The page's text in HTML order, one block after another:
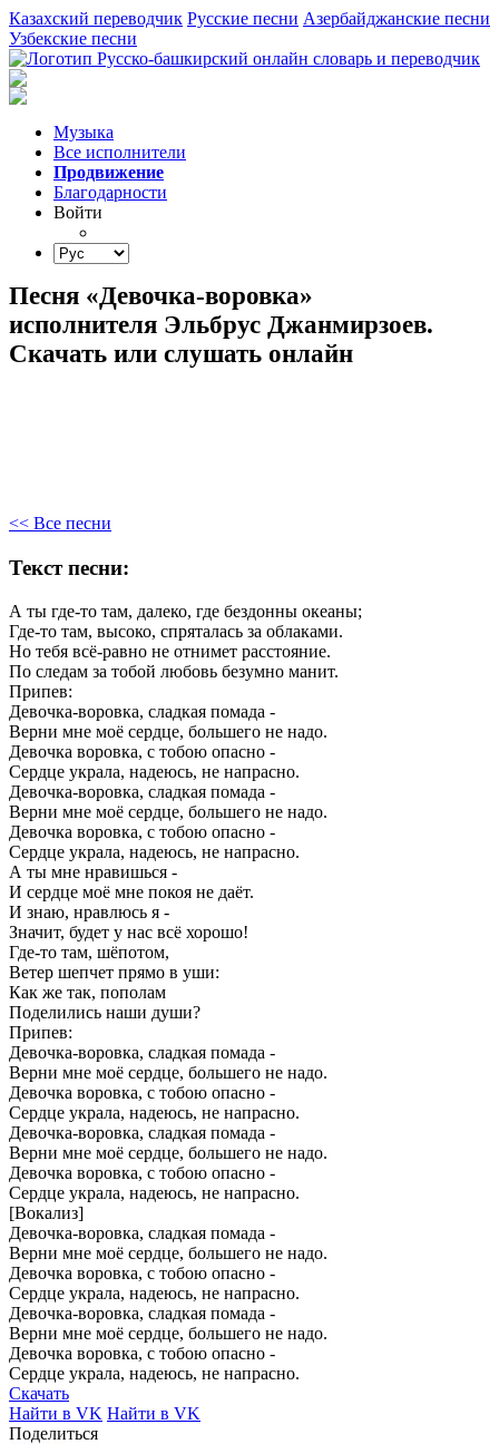
Казахский переводчик Русские песни Азербайджанские песни
Узбекские песни
Музыка
Все исполнители
Продвижение
Благодарности
Войти
Песня «Девочка-воровка»
исполнителя Эльбрус Джанмирзоев.
Скачать или слушать онлайн
<< Все песни
Текст песни:
А ты где-то там, далеко, где бездонны океаны;
Где-то там, высоко, спряталась за облаками.
Но тебя всё-равно не отнимет расстояние.
По следам за тобой любовь безумно манит.
Припев:
Девочка-воровка, сладкая помада -
Верни мне моё сердце, большего не надо.
Девочка воровка, с тобою опасно -
Сердце украла, надеюсь, не напрасно.
Девочка-воровка, сладкая помада -
Верни мне моё сердце, большего не надо.
Девочка воровка, с тобою опасно -
Сердце украла, надеюсь, не напрасно.
А ты мне нравишься -
И сердце моё мне покоя не даёт.
И знаю, нравлюсь я -
Значит, будет у нас всё хорошо!
Где-то там, шёпотом,
Ветер шепчет прямо в уши:
Как же так, пополам
Поделились наши души?
Припев:
Девочка-воровка, сладкая помада -
Верни мне моё сердце, большего не надо.
Девочка воровка, с тобою опасно -
Сердце украла, надеюсь, не напрасно.
Девочка-воровка, сладкая помада -
Верни мне моё сердце, большего не надо.
Девочка воровка, с тобою опасно -
Сердце украла, надеюсь, не напрасно.
[Вокализ]
Девочка-воровка, сладкая помада -
Верни мне моё сердце, большего не надо.
Девочка воровка, с тобою опасно -
Сердце украла, надеюсь, не напрасно.
Девочка-воровка, сладкая помада -
Верни мне моё сердце, большего не надо.
Девочка воровка, с тобою опасно -
Сердце украла, надеюсь, не напрасно.
Скачать
Найти в VK Найти в VK
Поделиться